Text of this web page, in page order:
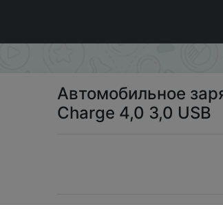
4,0 3,0 USB
Автомобильное
Charge 4,0 3,0 USB